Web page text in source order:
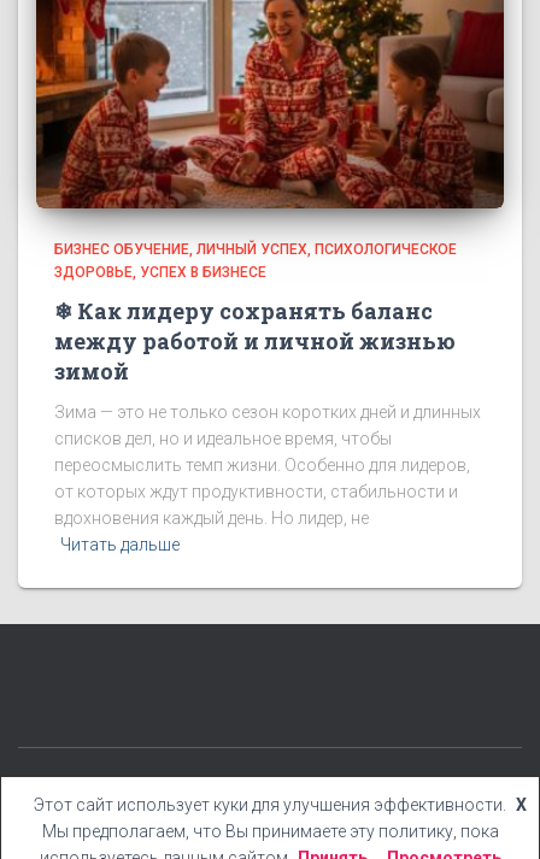
БИЗНЕС ОБУЧЕНИЕ ЛИЧНЫЙ УСПЕХ
ПСИХОЛОГИЧЕСКОЕ
ЗДОРОВЬЕ УСПЕХ В БИЗНЕСЕ
❄ Как лидеру сохранять баланс
между работой и личной жизнью
зимой
Зима — это не только сезон коротких дней и длинных
списков дел, но и идеальное время, чтобы
переосмыслить темп жизни. Особенно для лидеров,
от которых ждут продуктивности, стабильности и
вдохновения каждый день. Но лидер, не
Читать дальше
КАТЕГОРИИ БЛОГ БОНУСЫ КНИГИ YOUTUBE
Этот сайт использует куки для улучшения эффективности.
Мы предполагаем, что Вы принимаете эту политику, пока
X